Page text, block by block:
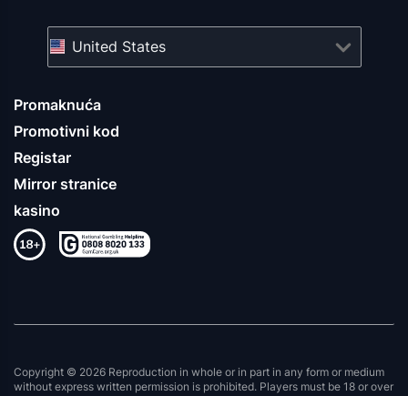
Promaknuća
Promotivni kod
Registar
Mirror stranice
kasino
United States
Copyright © 2026 Reproduction in whole or in part in any form or medium
without express written permission is prohibited. Players must be 18 or over